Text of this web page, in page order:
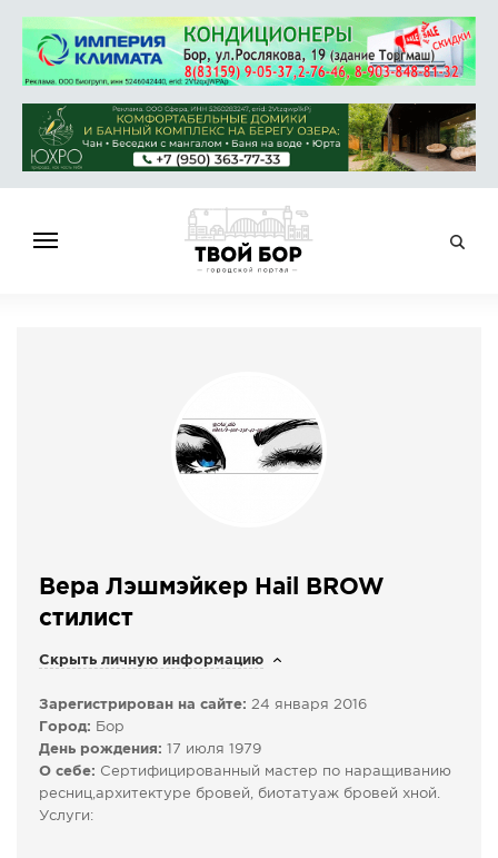
ОБЪЯВЛЕНИЯ
КОНКУРСЫ
ГОЛОСОВАНИЯ
ПРЕДЛОЖИТЬ НОВОСТЬ
Вера Лэшмэйкер Hail BROW
стилист
Скрыть личную информацию
Зарегистрирован на сайте: 24 января 2016
Город: Бор
День рождения: 17 июля 1979
О себе: Сертифицированный мастер по наращиванию
ресниц,архитектуре бровей, биотатуаж бровей хной.
Услуги: